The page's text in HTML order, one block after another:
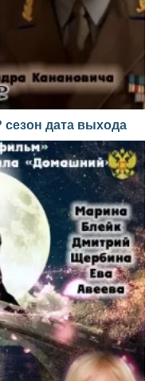
сезон дата выхода